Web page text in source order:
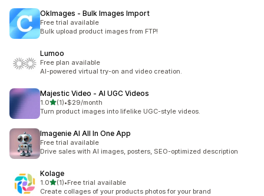
OkImages ‑ Bulk Images Import
Free trial available
Bulk upload product images from FTP!
Lumoo
Free plan available
AI-powered virtual try-on and video creation.
Majestic Video ‑ AI UGC Videos
1.0เต็ม 5 ดาว
(1)
ทั้งหมด 1 รีวิว
•$29/month
Turn product images into lifelike UGC-style videos.
Imagenie AI All In One App
Free trial available
Drive sales with AI images, posters, SEO-optimized description
Kolage
1.0เต็ม 5 ดาว
(1)
ทั้งหมด 1 รีวิว
•Free trial available
Create collages of your products photos for your brand